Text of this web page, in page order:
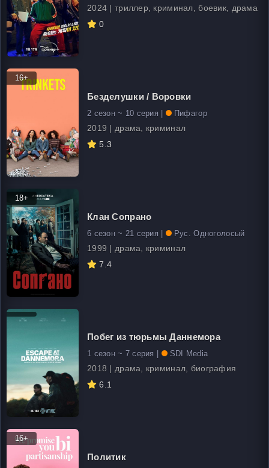
2024 | триллер, криминал, боевик, драма
0
16+
Безделушки / Воровки
2 сезон ~ 10 серия | Пифагор
2019 | драма, криминал
5.3
18+
Клан Сопрано
6 сезон ~ 21 серия | Рус. Одноголосый
1999 | драма, криминал
7.4
Побег из тюрьмы Даннемора
1 сезон ~ 7 серия | SDI Media
2018 | драма, криминал, биография
6.1
16+
Политик